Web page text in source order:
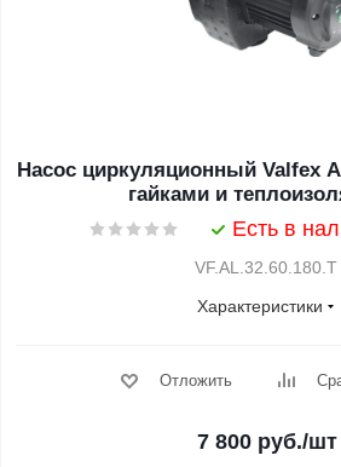
Насос циркуляционный Valfex
гайками и
Есть в
VF.AL.32.60.180.Т
Характеристики
Отложить
7 800руб./шт